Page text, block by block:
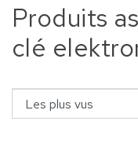
Produits
clé